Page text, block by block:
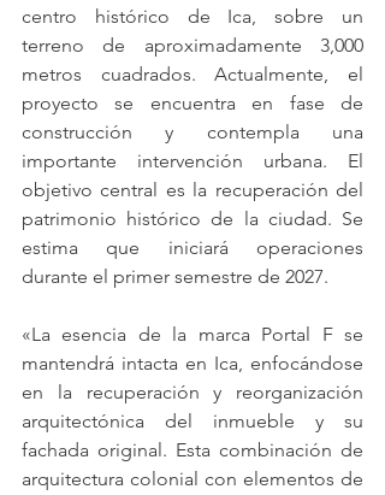
centro histórico de Ica, sobre un
terreno de aproximadamente 3,000
metros cuadrados. Actualmente, el
proyecto se encuentra en fase de
construcción y contempla una
importante intervención urbana. El
objetivo central es la recuperación del
patrimonio histórico de la ciudad. Se
estima que iniciará operaciones
durante el primer semestre de 2027.
«La esencia de la marca Portal F se
mantendrá intacta en Ica, enfocándose
en la recuperación y reorganización
arquitectónica del inmueble y su
fachada original. Esta combinación de
arquitectura colonial con elementos de